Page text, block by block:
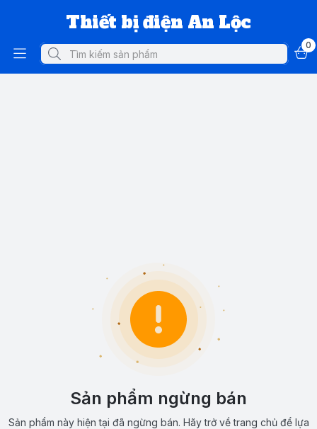
Thiết bị điện An Lộc
0
Sản phẩm ngừng bán
Sản phẩm này hiện tại đã ngừng bán. Hãy trở về trang chủ để lựa